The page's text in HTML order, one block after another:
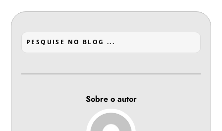
Sobre o autor